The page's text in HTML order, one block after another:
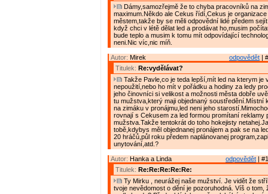
Dámy,samozřejmě že to chyba pracovníků na
maximum.Někdo ale Cekus řídí,Cekus je
městem,takže by se měli odpovědní lidé předem
když chci v létě dělat led a prodávat ho,musim
bude teplo a musim k tomu mít odpovídající
neni.Nic víc,nic míň.
odpovědět |
Autor: Mirek
Titulek: Re:vydělávat?
Takže Pavle,co je teda lepší,mít led na kterym je
nepoužití,nebo ho mít v pořádku a hodiny za ledy
jeho činovníci si velikost a možnosti města dobře
tu mužstva,který maji objednaný soustředění.Místní
na zimáku v pronájmu,led neni jeho
rovnají s Cekusem za led formou promítaní reklamy
mužstva.Takže tentokrát do toho hokejisty
tobě,kdybys měl objednanej pronájem a pak se na
20 hráčů,půl roku předem naplánovanej
unytování,atd.?
odpovědět |
Autor: Hanka a Linda
Titulek: Re:Re:Re:Re:Re:
Ty Mirku , neurážej naše mužství. Je vidět že
tvoje nevědomost o dění je pozoruhodná. Víš o tom,